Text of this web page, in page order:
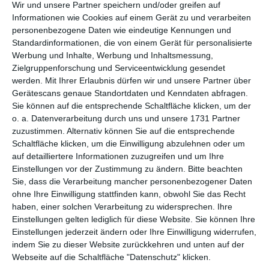
Wir und unsere Partner speichern und/oder greifen auf
Informationen wie Cookies auf einem Gerät zu und verarbeiten
personenbezogene Daten wie eindeutige Kennungen und
Standardinformationen, die von einem Gerät für personalisierte
Werbung und Inhalte, Werbung und Inhaltsmessung,
Zielgruppenforschung und Serviceentwicklung gesendet
werden.
Mit Ihrer Erlaubnis dürfen wir und unsere Partner über
Gerätescans genaue Standortdaten und Kenndaten abfragen.
Sie können auf die entsprechende Schaltfläche klicken, um der
o. a. Datenverarbeitung durch uns und unsere 1731 Partner
zuzustimmen. Alternativ können Sie auf die entsprechende
Schaltfläche klicken, um die Einwilligung abzulehnen oder um
auf detailliertere Informationen zuzugreifen und um Ihre
Einstellungen vor der Zustimmung zu ändern.
Bitte beachten
Sie, dass die Verarbeitung mancher personenbezogener Daten
ohne Ihre Einwilligung stattfinden kann, obwohl Sie das Recht
haben, einer solchen Verarbeitung zu widersprechen. Ihre
Einstellungen gelten lediglich für diese Website. Sie können Ihre
Einstellungen jederzeit ändern oder Ihre Einwilligung widerrufen,
indem Sie zu dieser Website zurückkehren und unten auf der
Webseite auf die Schaltfläche "Datenschutz" klicken.
TEILEN
Facebook, Twitter, WhatsApp, ...
WEITERE KARTEN IN DIESEN
KATEGORIEN ANSEHEN
Feiertage, Festtage
Frohes Neues Jahr
neue Karten